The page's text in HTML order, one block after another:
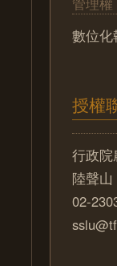
數位
授權
行政
陸聲山
02-